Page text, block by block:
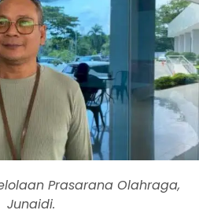
Prasarana Olahraga,
Junaidi.